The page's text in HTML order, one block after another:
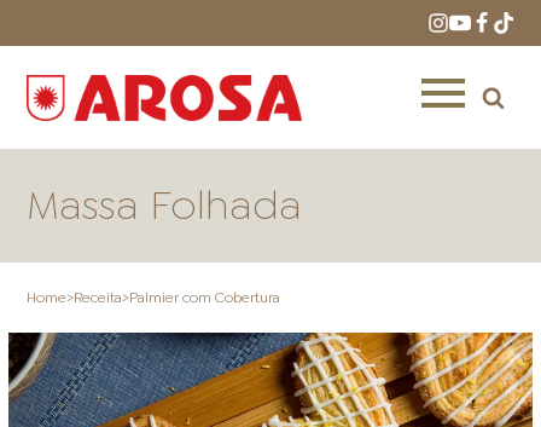
Massa Folhada
Home>Receita>Palmier com Cobertura